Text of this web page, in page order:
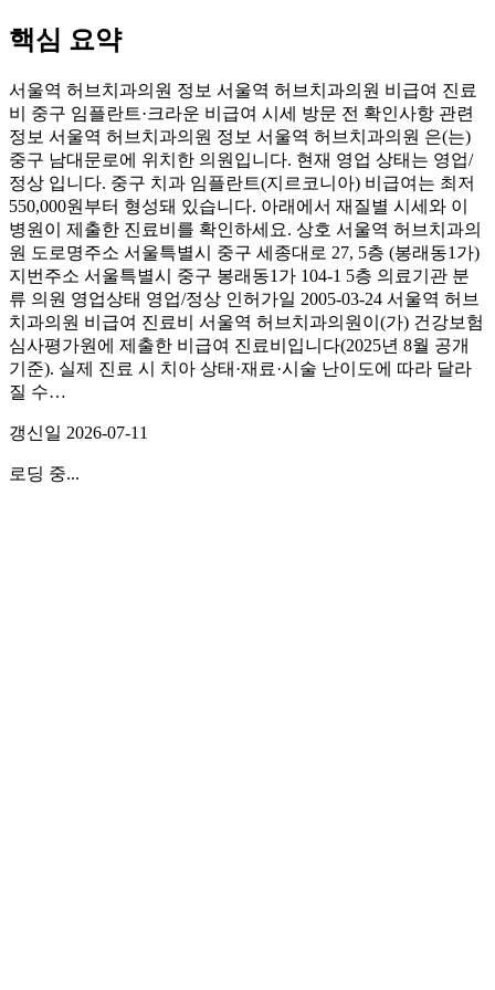
핵심 요약
서울역 허브치과의원 정보 서울역 허브치과의원 비급여 진료
비 중구 임플란트·크라운 비급여 시세 방문 전 확인사항 관련
정보 서울역 허브치과의원 정보 서울역 허브치과의원 은(는)
중구 남대문로에 위치한 의원입니다. 현재 영업 상태는 영업/
정상 입니다. 중구 치과 임플란트(지르코니아) 비급여는 최저
550,000원부터 형성돼 있습니다. 아래에서 재질별 시세와 이
병원이 제출한 진료비를 확인하세요. 상호 서울역 허브치과의
원 도로명주소 서울특별시 중구 세종대로 27, 5층 (봉래동1가)
지번주소 서울특별시 중구 봉래동1가 104-1 5층 의료기관 분
류 의원 영업상태 영업/정상 인허가일 2005-03-24 서울역 허브
치과의원 비급여 진료비 서울역 허브치과의원이(가) 건강보험
심사평가원에 제출한 비급여 진료비입니다(2025년 8월 공개
기준). 실제 진료 시 치아 상태·재료·시술 난이도에 따라 달라
질 수…
갱신일 2026-07-11
로딩 중...